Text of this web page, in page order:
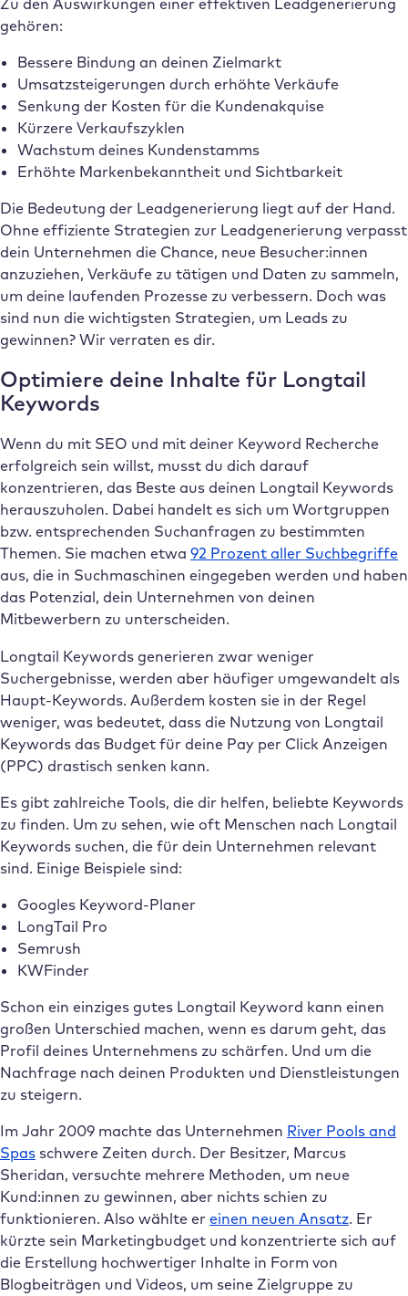
gehören:
Bessere Bindung an deinen Zielmarkt
Umsatzsteigerungen durch erhöhte Verkäufe
Senkung der Kosten für die Kundenakquise
Kürzere Verkaufszyklen
Wachstum deines Kundenstamms
Erhöhte Markenbekanntheit und Sichtbarkeit
Die Bedeutung der Leadgenerierung liegt auf der Hand.
Ohne effiziente Strategien zur Leadgenerierung verpasst
dein Unternehmen die Chance, neue Besucher:innen
anzuziehen, Verkäufe zu tätigen und Daten zu sammeln,
um deine laufenden Prozesse zu verbessern. Doch was
sind nun die wichtigsten Strategien, um Leads zu
gewinnen? Wir verraten es dir.
Optimiere deine Inhalte für Longtail
Keywords
Wenn du mit SEO und mit deiner Keyword Recherche
erfolgreich sein willst, musst du dich darauf
konzentrieren, das Beste aus deinen Longtail Keywords
herauszuholen. Dabei handelt es sich um Wortgruppen
bzw. entsprechenden Suchanfragen zu bestimmten
Themen. Sie machen etwa 92 Prozent aller Suchbegriffe
aus, die in Suchmaschinen eingegeben werden und haben
das Potenzial, dein Unternehmen von deinen
Mitbewerbern zu unterscheiden.
Longtail Keywords generieren zwar weniger
Suchergebnisse, werden aber häufiger umgewandelt als
Haupt-Keywords. Außerdem kosten sie in der Regel
weniger, was bedeutet, dass die Nutzung von Longtail
Keywords das Budget für deine Pay per Click Anzeigen
(PPC) drastisch senken kann.
Es gibt zahlreiche Tools, die dir helfen, beliebte Keywords
zu finden. Um zu sehen, wie oft Menschen nach Longtail
Keywords suchen, die für dein Unternehmen relevant
sind. Einige Beispiele sind:
Googles Keyword-Planer
LongTail Pro
Semrush
KWFinder
Schon ein einziges gutes Longtail Keyword kann einen
großen Unterschied machen, wenn es darum geht, das
Profil deines Unternehmens zu schärfen. Und um die
Nachfrage nach deinen Produkten und Dienstleistungen
zu steigern.
Im Jahr 2009 machte das Unternehmen River Pools and
Spas schwere Zeiten durch. Der Besitzer, Marcus
Sheridan, versuchte mehrere Methoden, um neue
Kund:innen zu gewinnen, aber nichts schien zu
funktionieren. Also wählte er einen neuen Ansatz. Er
kürzte sein Marketingbudget und konzentrierte sich auf
die Erstellung hochwertiger Inhalte in Form von
Blogbeiträgen und Videos, um seine Zielgruppe zu